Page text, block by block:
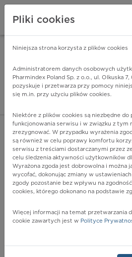
Pharmindex
ZALOGUJ SIĘ
POKAŻ
Pliki cookies
Niniejsza strona korzysta z plików cookies
Administratorem danych osobowych
Pharmindex Poland Sp. z o.o., ul. Olkuska
pozyskuje i przetwarza przy pomocy
się m.in. przy użyciu plików cookies.
Niektóre z plików cookies są niezbędne do
funkcjonowania serwisu i w związku z tym
zrezygnować. W przypadku wyrażenia
są również w celu poprawy komfortu
serwisu z treściami dostarczanymi przez
celu śledzenia aktywności użytkowników
Wyrażona zgoda jest dobrowolna i można
wycofać, dokonując zmiany w
zgody pozostanie bez wpływu na
cookies, którego dokonano na podstawie
Więcej informacji na temat przetwarzania
cookie zawartych jest w Polityce
ZA DARMO - w Google Play